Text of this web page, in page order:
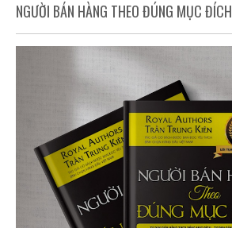
NGƯỜI BÁN HÀNG THEO ĐÚNG MỤC ĐÍCH